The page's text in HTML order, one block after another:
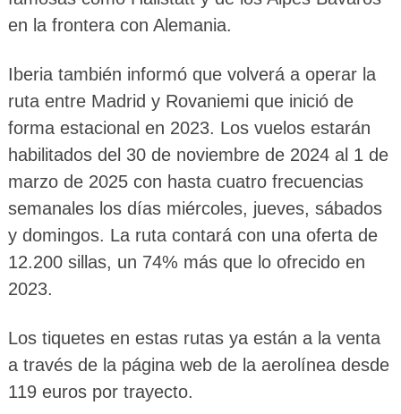
en la frontera con Alemania.
Iberia también informó que volverá a operar la
ruta entre Madrid y Rovaniemi que inició de
forma estacional en 2023. Los vuelos estarán
habilitados del 30 de noviembre de 2024 al 1 de
marzo de 2025 con hasta cuatro frecuencias
semanales los días miércoles, jueves, sábados
y domingos. La ruta contará con una oferta de
12.200 sillas, un 74% más que lo ofrecido en
2023.
Los tiquetes en estas rutas ya están a la venta
a través de la página web de la aerolínea desde
119 euros por trayecto.